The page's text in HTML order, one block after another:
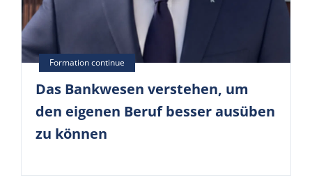
Das Bankwesen verstehen, um
den eigenen Beruf besser ausüben
zu können